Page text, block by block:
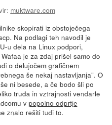
muktware.com
skopirati iz obstoječega
Na podlagi teh navodil je
u dela na Linux podpori,
Wafaa je za zdaj prišel samo do
o delujočem grafičnem
še nekaj nastavljanja". O
ni besede, a če bodo šli po
truda in vztrajnosti vendarle
v popolno odprtje
znalo rešiti tudi to.